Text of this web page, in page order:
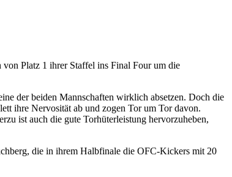
Platz 1 ihrer Staffel ins Final Four um die
der beiden Mannschaften wirklich absetzen. Doch die
ihre Nervosität ab und zogen Tor um Tor davon.
ist auch die gute Torhüterleistung hervorzuheben,
die in ihrem Halbfinale die OFC-Kickers mit 20